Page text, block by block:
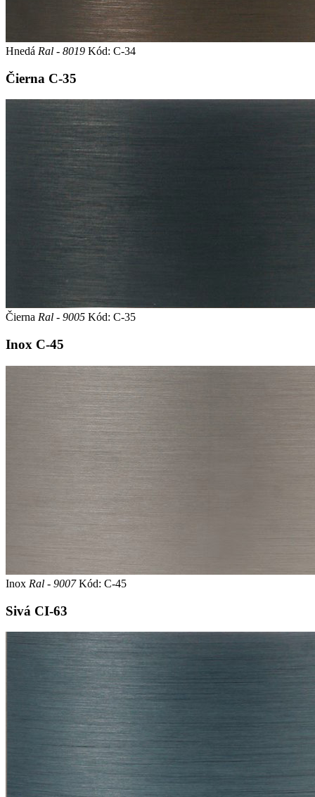
Hnedá Ral - 8019 Kód: C-34
Čierna C-35
Čierna Ral - 9005 Kód: C-35
Inox C-45
Inox Ral - 9007 Kód: C-45
Sivá CI-63